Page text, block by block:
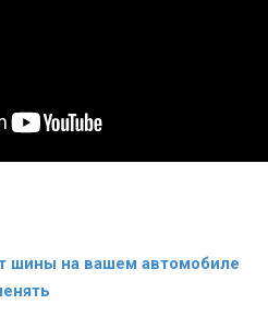
шины на вашем автомобиле